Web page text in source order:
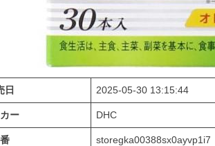
日 2025-05-30 13:15:44
ー DHC
storegka00388sx0ayvp1i7